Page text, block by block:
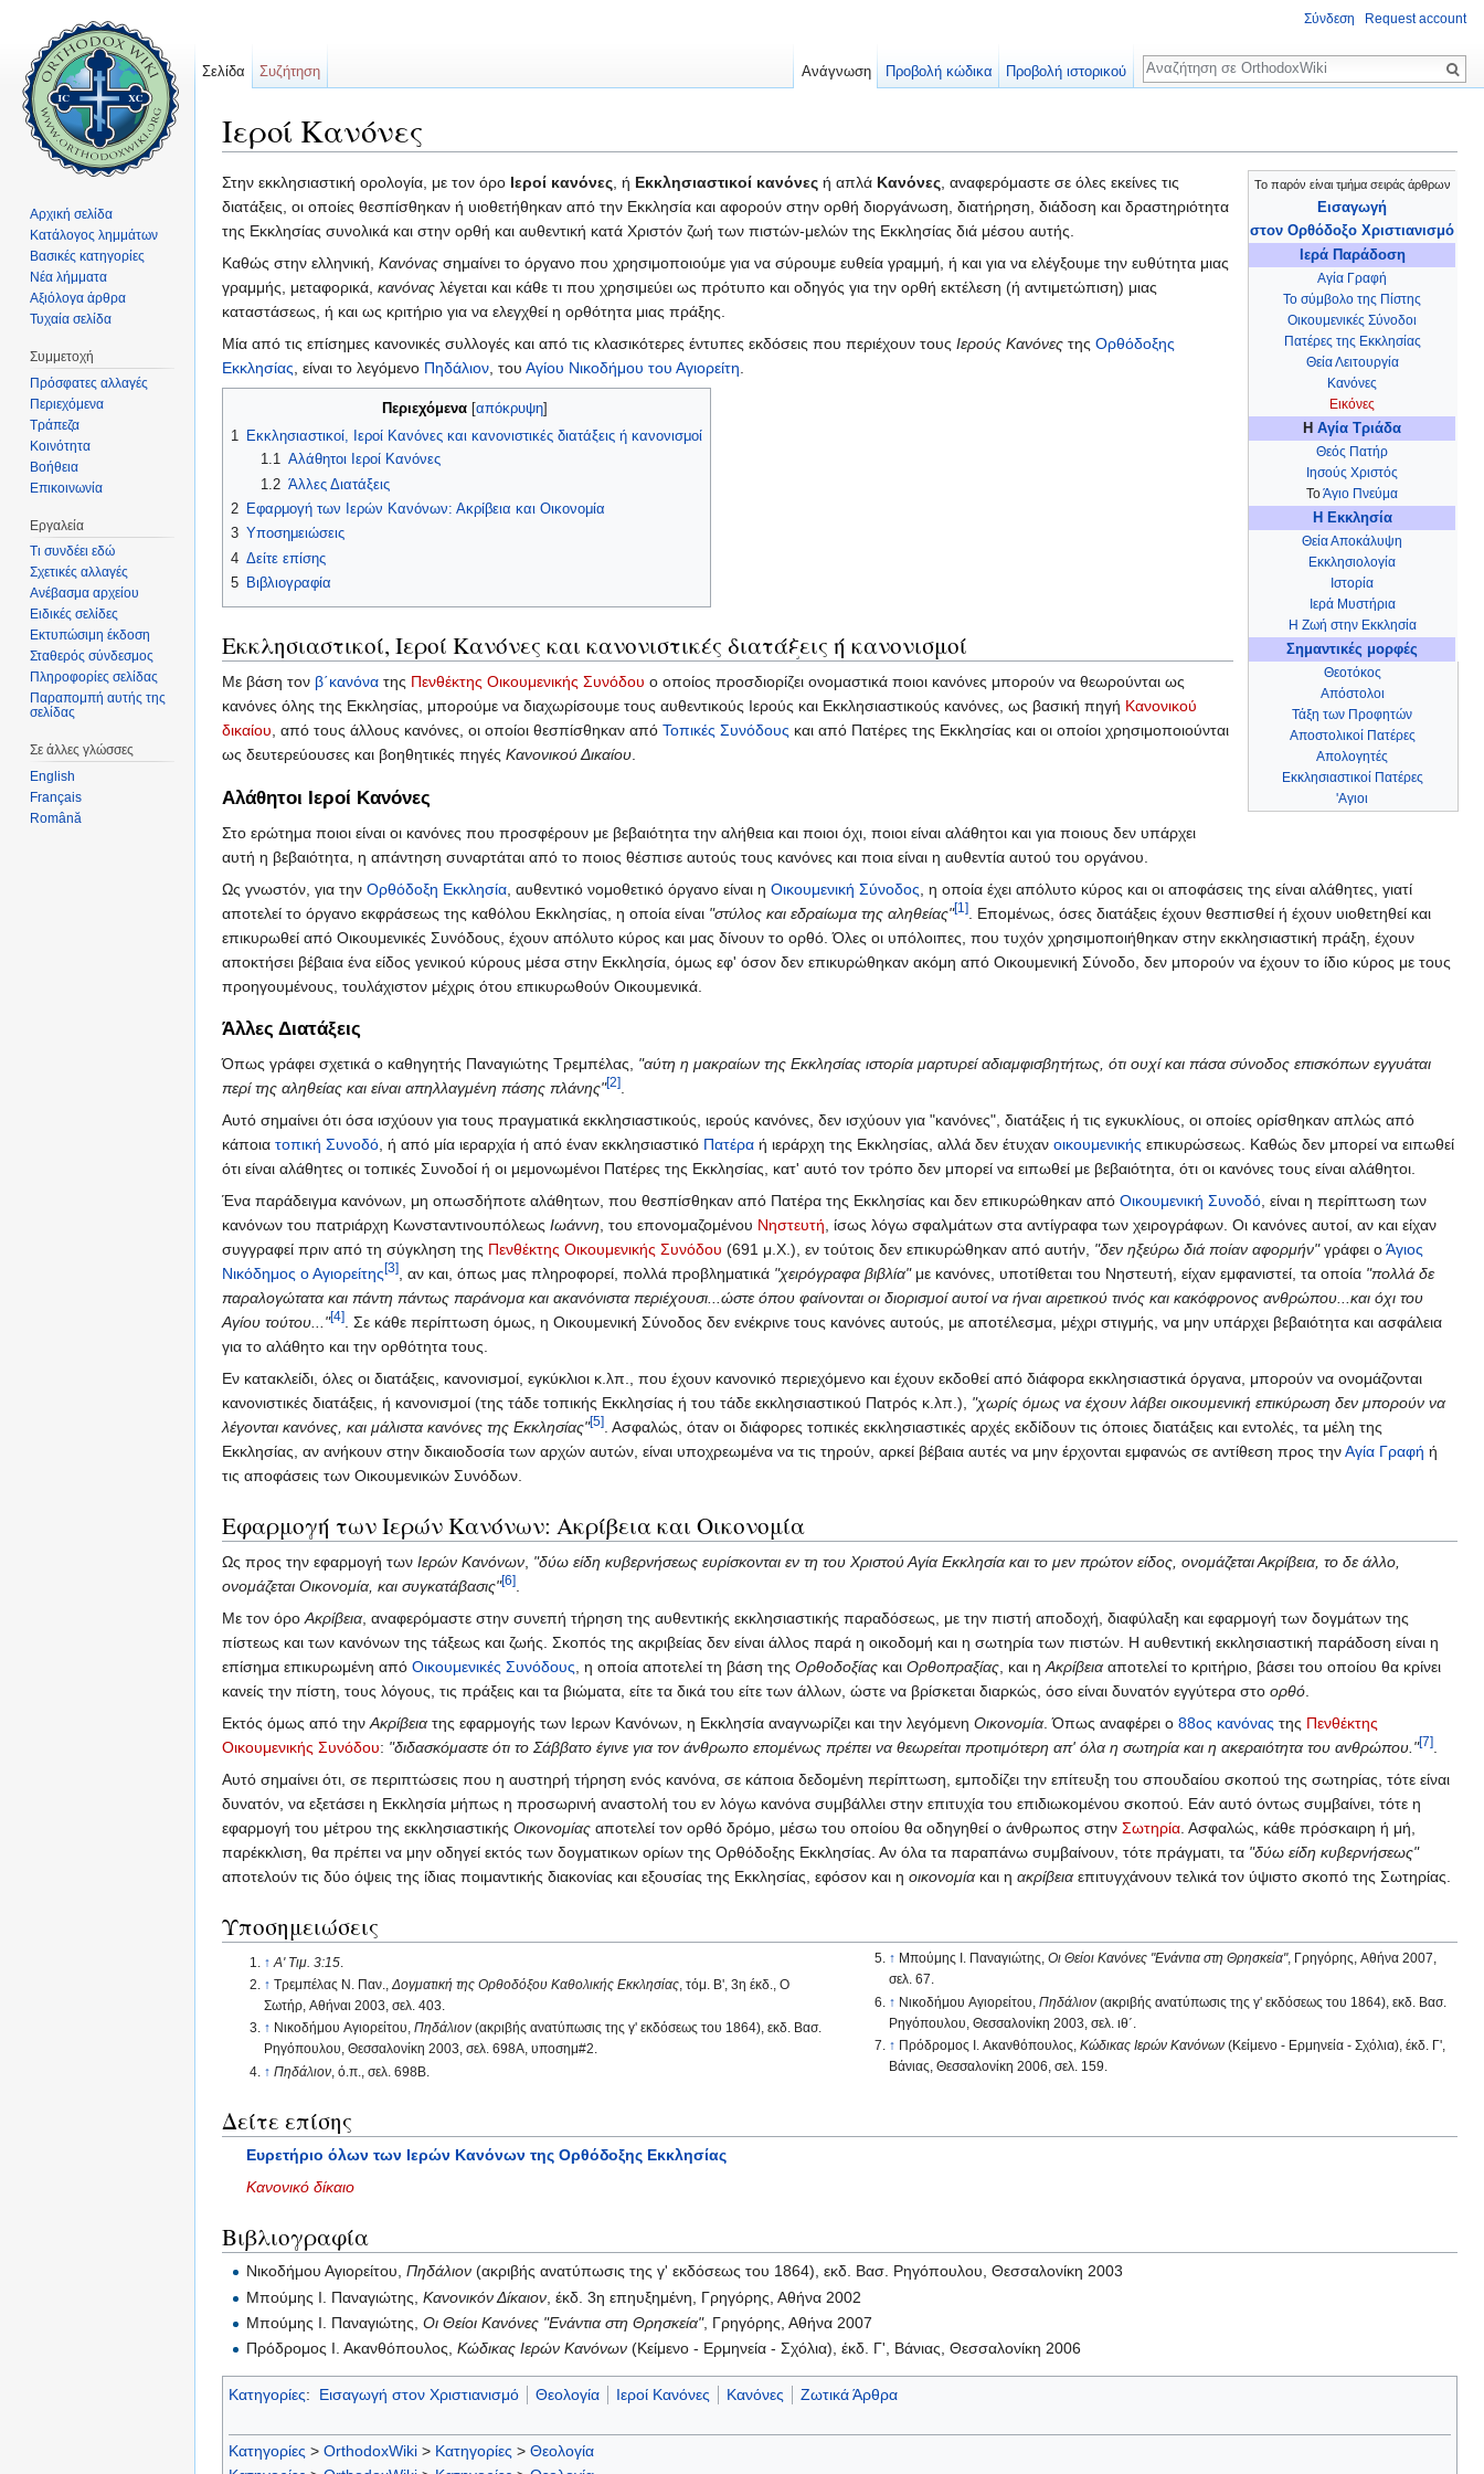
Ιεροί Κανόνες
Το παρόν είναι τμήμα σειράς άρθρων
Εισαγωγή
στον Ορθόδοξο Χριστιανισμό
Ιερά Παράδοση
Αγία Γραφή
Το σύμβολο της Πίστης
Οικουμενικές Σύνοδοι
Πατέρες της Εκκλησίας
Θεία Λειτουργία
Κανόνες
Εικόνες
Η Αγία Τριάδα
Θεός Πατήρ
Ιησούς Χριστός
ΤοΆγιο Πνεύμα
Η Εκκλησία
Θεία Αποκάλυψη
Εκκλησιολογία
Ιστορία
Ιερά Μυστήρια
Η Ζωή στην Εκκλησία
Σημαντικές μορφές
Θεοτόκος
Απόστολοι
Τάξη των Προφητών
Αποστολικοί Πατέρες
Απολογητές
Εκκλησιαστικοί Πατέρες
'Αγιοι
Στην εκκλησιαστική ορολογία, με τον όρο Ιεροί κανόνες, ή Εκκλησιαστικοί κανόνες ή απλά Κανόνες, αναφερόμαστε σε όλες εκείνες τις
διατάξεις, οι οποίες θεσπίσθηκαν ή υιοθετήθηκαν από την Εκκλησία και αφορούν στην ορθή διοργάνωση, διατήρηση, διάδοση και δραστηριότητα
της Εκκλησίας συνολικά και στην ορθή και αυθεντική κατά Χριστόν ζωή των πιστών-μελών της Εκκλησίας διά μέσου αυτής.
Καθώς στην ελληνική, Κανόνας σημαίνει το όργανο που χρησιμοποιούμε για να σύρουμε ευθεία γραμμή, ή και για να ελέγξουμε την ευθύτητα μιας
γραμμής, μεταφορικά, κανόνας λέγεται και κάθε τι που χρησιμεύει ως πρότυπο και οδηγός για την ορθή εκτέλεση (ή αντιμετώπιση) μιας
καταστάσεως, ή και ως κριτήριο για να ελεγχθεί η ορθότητα μιας πράξης.
Μία από τις επίσημες κανονικές συλλογές και από τις κλασικότερες έντυπες εκδόσεις που περιέχουν τους Ιερούς Κανόνες της Ορθόδοξης
Εκκλησίας, είναι το λεγόμενο Πηδάλιον, του Αγίου Νικοδήμου του Αγιορείτη.
Περιεχόμενα[ απόκρυψη]
1 Εκκλησιαστικοί, Ιεροί Κανόνες και κανονιστικές διατάξεις ή κανονισμοί
1.1 Αλάθητοι Ιεροί Κανόνες
1.2 Άλλες Διατάξεις
2 Εφαρμογή των Ιερών Κανόνων: Ακρίβεια και Οικονομία
3 Υποσημειώσεις
4 Δείτε επίσης
5 Βιβλιογραφία
Εκκλησιαστικοί, Ιεροί Κανόνες και κανονιστικές διατάξεις ή κανονισμοί
Με βάση τον β΄κανόνα της Πενθέκτης Οικουμενικής Συνόδου ο οποίος προσδιορίζει ονομαστικά ποιοι κανόνες μπορούν να θεωρούνται ως
κανόνες όλης της Εκκλησίας, μπορούμε να διαχωρίσουμε τους αυθεντικούς Ιερούς και Εκκλησιαστικούς κανόνες, ως βασική πηγή Κανονικού
δικαίου, από τους άλλους κανόνες, οι οποίοι θεσπίσθηκαν από Τοπικές Συνόδους και από Πατέρες της Εκκλησίας και οι οποίοι χρησιμοποιούνται
ως δευτερεύουσες και βοηθητικές πηγές Κανονικού Δικαίου.
Αλάθητοι Ιεροί Κανόνες
Στο ερώτημα ποιοι είναι οι κανόνες που προσφέρουν με βεβαιότητα την αλήθεια και ποιοι όχι, ποιοι είναι αλάθητοι και για ποιους δεν υπάρχει
αυτή η βεβαιότητα, η απάντηση συναρτάται από το ποιος θέσπισε αυτούς τους κανόνες και ποια είναι η αυθεντία αυτού του οργάνου.
Ως γνωστόν, για την Ορθόδοξη Εκκλησία , αυθεντικό νομοθετικό όργανο είναι η Οικουμενική Σύνοδος , η οποία έχει απόλυτο κύρος και οι αποφάσεις της είναι αλάθητες, γιατί
αποτελεί το όργανο εκφράσεως της καθόλου Εκκλησίας, η οποία είναι "στύλος και εδραίωμα της αληθείας"[1]
. Επομένως, όσες διατάξεις έχουν θεσπισθεί ή έχουν υιοθετηθεί και
επικυρωθεί από Οικουμενικές Συνόδους, έχουν απόλυτο κύρος και μας δίνουν το ορθό. Όλες οι υπόλοιπες, που τυχόν χρησιμοποιήθηκαν στην εκκλησιαστική πράξη, έχουν
αποκτήσει βέβαια ένα είδος γενικού κύρους μέσα στην Εκκλησία, όμως εφ' όσον δεν επικυρώθηκαν ακόμη από Οικουμενική Σύνοδο, δεν μπορούν να έχουν το ίδιο κύρος με τους
προηγουμένους, τουλάχιστον μέχρις ότου επικυρωθούν Οικουμενικά.
Άλλες Διατάξεις
Όπως γράφει σχετικά ο καθηγητής Παναγιώτης Τρεμπέλας, "αύτη η μακραίων της Εκκλησίας ιστορία μαρτυρεί αδιαμφισβητήτως, ότι ουχί και πάσα σύνοδος επισκόπων εγγυάται
περί της αληθείας και είναι απηλλαγμένη πάσης πλάνης"[2].
Αυτό σημαίνει ότι όσα ισχύουν για τους πραγματικά εκκλησιαστικούς, ιερούς κανόνες, δεν ισχύουν για "κανόνες", διατάξεις ή τις εγκυκλίους, οι οποίες ορίσθηκαν απλώς από
κάποια τοπική Συνοδό, ή από μία ιεραρχία ή από έναν εκκλησιαστικό Πατέρα ή ιεράρχη της Εκκλησίας, αλλά δεν έτυχαν οικουμενικής επικυρώσεως. Καθώς δεν μπορεί να ειπωθεί
ότι είναι αλάθητες οι τοπικές Συνοδοί ή οι μεμονωμένοι Πατέρες της Εκκλησίας, κατ' αυτό τον τρόπο δεν μπορεί να ειπωθεί με βεβαιότητα, ότι οι κανόνες τους είναι αλάθητοι.
Ένα παράδειγμα κανόνων, μη οπωσδήποτε αλάθητων, που θεσπίσθηκαν από Πατέρα της Εκκλησίας και δεν επικυρώθηκαν από Οικουμενική Συνοδό, είναι η περίπτωση των
κανόνων του πατριάρχη Κωνσταντινουπόλεως Ιωάννη, του επονομαζομένου Νηστευτή, ίσως λόγω σφαλμάτων στα αντίγραφα των χειρογράφων. Οι κανόνες αυτοί, αν και είχαν
συγγραφεί πριν από τη σύγκληση της Πενθέκτης Οικουμενικής Συνόδου (691 μ.Χ.), εν τούτοις δεν επικυρώθηκαν από αυτήν, "δεν ηξεύρω διά ποίαν αφορμήν"γράφει οΆγιος
Νικόδημος ο Αγιορείτης[3], αν και, όπως μας πληροφορεί, πολλά προβληματικά "χειρόγραφα βιβλία"με κανόνες, υποτίθεται του Νηστευτή, είχαν εμφανιστεί, τα οποία "πολλά δε
παραλογώτατα και πάντη πάντως παράνομα και ακανόνιστα περιέχουσι...ώστε όπου φαίνονται οι διορισμοί αυτοί να ήναι αιρετικού τινός και κακόφρονος ανθρώπου...και όχι του
Αγίου τούτου..."[4]. Σε κάθε περίπτωση όμως, η Οικουμενική Σύνοδος δεν ενέκρινε τους κανόνες αυτούς, με αποτέλεσμα, μέχρι στιγμής, να μην υπάρχει βεβαιότητα και ασφάλεια
για το αλάθητο και την ορθότητα τους.
Εν κατακλείδι, όλες οι διατάξεις, κανονισμοί, εγκύκλιοι κ.λπ., που έχουν κανονικό περιεχόμενο και έχουν εκδοθεί από διάφορα εκκλησιαστικά όργανα, μπορούν να ονομάζονται
κανονιστικές διατάξεις, ή κανονισμοί (της τάδε τοπικής Εκκλησίας ή του τάδε εκκλησιαστικού Πατρός κ.λπ.), "χωρίς όμως να έχουν λάβει οικουμενική επικύρωση δεν μπορούν να
λέγονται κανόνες, και μάλιστα κανόνες της Εκκλησίας"[5]. Ασφαλώς, όταν οι διάφορες τοπικές εκκλησιαστικές αρχές εκδίδουν τις όποιες διατάξεις και εντολές, τα μέλη της
Εκκλησίας, αν ανήκουν στην δικαιοδοσία των αρχών αυτών, είναι υποχρεωμένα να τις τηρούν, αρκεί βέβαια αυτές να μην έρχονται εμφανώς σε αντίθεση προς τηνΑγία Γραφή ή
τις αποφάσεις των Οικουμενικών Συνόδων.
Εφαρμογή των Ιερών Κανόνων: Ακρίβεια και Οικονομία
Ως προς την εφαρμογή των Ιερών Κανόνων, "δύω είδη κυβερνήσεως ευρίσκονται εν τη του Χριστού Αγία Εκκλησία και το μεν πρώτον είδος, ονομάζεται Ακρίβεια, το δε άλλο,
ονομάζεται Οικονομία, και συγκατάβασις"[6].
Με τον όροΑκρίβεια, αναφερόμαστε στην συνεπή τήρηση της αυθεντικής εκκλησιαστικής παραδόσεως, με την πιστή αποδοχή, διαφύλαξη και εφαρμογή των δογμάτων της
πίστεως και των κανόνων της τάξεως και ζωής. Σκοπός της ακριβείας δεν είναι άλλος παρά η οικοδομή και η σωτηρία των πιστών. Η αυθεντική εκκλησιαστική παράδοση είναι η
επίσημα επικυρωμένη από Οικουμενικές Συνόδους, η οποία αποτελεί τη βάση της Ορθοδοξίας και Ορθοπραξίας, και ηΑκρίβεια αποτελεί το κριτήριο, βάσει του οποίου θα κρίνει
κανείς την πίστη, τους λόγους, τις πράξεις και τα βιώματα, είτε τα δικά του είτε των άλλων, ώστε να βρίσκεται διαρκώς, όσο είναι δυνατόν εγγύτερα στο ορθό.
Εκτός όμως από τηνΑκρίβεια της εφαρμογής των Ιερων Κανόνων, η Εκκλησία αναγνωρίζει και την λεγόμενη Οικονομία. Όπως αναφέρει ο 88ος κανόνας της Πενθέκτης
Οικουμενικής Συνόδου: "διδασκόμαστε ότι το Σάββατο έγινε για τον άνθρωπο επομένως πρέπει να θεωρείται προτιμότερη απ' όλα η σωτηρία και η ακεραιότητα του ανθρώπου."[7].
Αυτό σημαίνει ότι, σε περιπτώσεις που η αυστηρή τήρηση ενός κανόνα, σε κάποια δεδομένη περίπτωση, εμποδίζει την επίτευξη του σπουδαίου σκοπού της σωτηρίας, τότε είναι
δυνατόν, να εξετάσει η Εκκλησία μήπως η προσωρινή αναστολή του εν λόγω κανόνα συμβάλλει στην επιτυχία του επιδιωκομένου σκοπού. Εάν αυτό όντως συμβαίνει, τότε η
εφαρμογή του μέτρου της εκκλησιαστικής Οικονομίας αποτελεί τον ορθό δρόμο, μέσω του οποίου θα οδηγηθεί ο άνθρωπος στην Σωτηρία. Ασφαλώς, κάθε πρόσκαιρη ή μή,
παρέκκλιση, θα πρέπει να μην οδηγεί εκτός των δογματικων ορίων της Ορθόδοξης Εκκλησίας. Αν όλα τα παραπάνω συμβαίνουν, τότε πράγματι, τα "δύω είδη κυβερνήσεως"
αποτελούν τις δύο όψεις της ίδιας ποιμαντικής διακονίας και εξουσίας της Εκκλησίας, εφόσον και η οικονομία και η ακρίβεια επιτυγχάνουν τελικά τον ύψιστο σκοπό της Σωτηρίας.
Υποσημειώσεις
↑ Α' Τιμ. 3:15.
↑ Τρεμπέλας Ν. Παν.,Δογματική της Ορθοδόξου Καθολικής Εκκλησίας, τόμ. Β', 3η έκδ., Ο
Σωτήρ, Αθήναι 2003, σελ. 403.
↑ Νικοδήμου Αγιορείτου,Πηδάλιον (ακριβής ανατύπωσις της γ' εκδόσεως του 1864), εκδ. Βασ.
Ρηγόπουλου, Θεσσαλονίκη 2003, σελ. 698Α, υποσημ#2.
↑ Πηδάλιον , ό.π., σελ. 698Β.
↑ Μπούμης Ι. Παναγιώτης, Οι Θείοι Κανόνες "Ενάντια στη Θρησκεία", Γρηγόρης, Αθήνα 2007,
σελ. 67.
↑ Νικοδήμου Αγιορείτου, Πηδάλιον(ακριβής ανατύπωσις της γ' εκδόσεως του 1864), εκδ. Βασ.
Ρηγόπουλου, Θεσσαλονίκη 2003, σελ. ιθ΄.
↑ Πρόδρομος Ι. Ακανθόπουλος, Κώδικας Ιερών Κανόνων(Κείμενο - Ερμηνεία - Σχόλια), έκδ. Γ',
Βάνιας, Θεσσαλονίκη 2006, σελ. 159.
Δείτε επίσης
Ευρετήριο όλων των Ιερών Κανόνων της Ορθόδοξης Εκκλησίας
Κανονικό δίκαιο
Βιβλιογραφία
Νικοδήμου Αγιορείτου,Πηδάλιον (ακριβής ανατύπωσις της γ' εκδόσεως του 1864), εκδ. Βασ. Ρηγόπουλου, Θεσσαλονίκη 2003
Μπούμης Ι. Παναγιώτης,Κανονικόν Δίκαιον , έκδ. 3η επηυξημένη, Γρηγόρης, Αθήνα 2002
Μπούμης Ι. Παναγιώτης,Οι Θείοι Κανόνες "Ενάντια στη Θρησκεία", Γρηγόρης, Αθήνα 2007
Πρόδρομος Ι. Ακανθόπουλος,Κώδικας Ιερών Κανόνων (Κείμενο - Ερμηνεία - Σχόλια), έκδ. Γ', Βάνιας, Θεσσαλονίκη 2006
Κατηγορίες: Εισαγωγή στον Χριστιανισμό Θεολογία Ιεροί Κανόνες Κανόνες Ζωτικά Άρθρα
Κατηγορίες > OrthodoxWiki > Κατηγορίες > Θεολογία
Σύνδεση Request account
Σελίδα Συζήτηση Ανάγνωση Προβολή κώδικα Προβολή ιστορικού
Αναζήτηση
Αρχική σελίδα
Κατάλογος λημμάτων
Βασικές κατηγορίες
Νέα λήμματα
Αξιόλογα άρθρα
Τυχαία σελίδα
Συμμετοχή
Πρόσφατες αλλαγές
Περιεχόμενα
Τράπεζα
Κοινότητα
Βοήθεια
Επικοινωνία
Εργαλεία
Τι συνδέει εδώ
Σχετικές αλλαγές
Ανέβασμα αρχείου
Ειδικές σελίδες
Εκτυπώσιμη έκδοση
Σταθερός σύνδεσμος
Πληροφορίες σελίδας
Παραπομπή αυτής της
σελίδας
Σε άλλες γλώσσες
English
Français
Română